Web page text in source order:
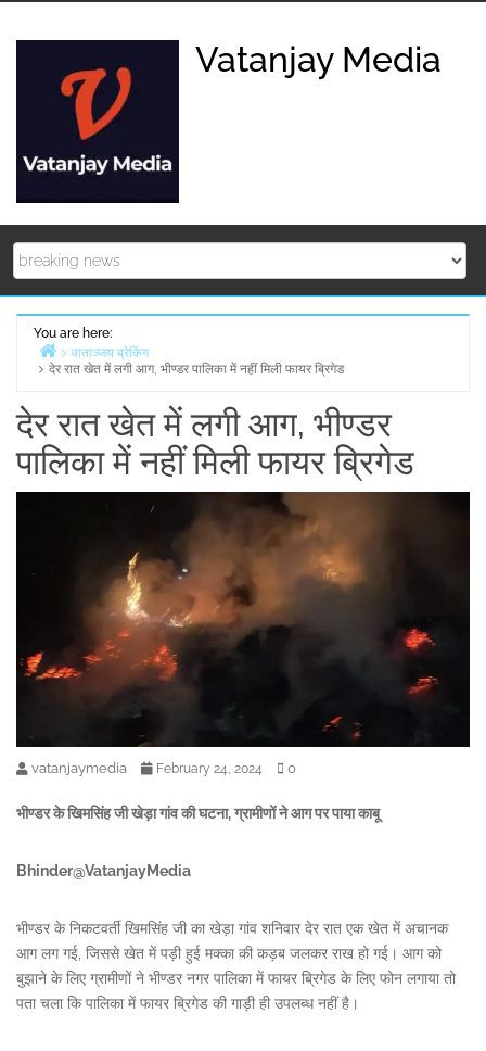
Vatanjay Media
You are here:
Home
वाताञ्जय ब्रेकिंग
देर रात खेत में लगी आग, भीण्डर पालिका में नहीं मिली फायर ब्रिगेड
देर रात खेत में लगी आग, भीण्डर
पालिका में नहीं मिली फायर ब्रिगेड
vatanjaymedia February 24, 2024 0
भीण्डर के खिमसिंह जी खेड़ा गांव की घटना, ग्रामीणों ने आग पर पाया काबू
Bhinder@VatanjayMedia
भीण्डर के निकटवर्ती खिमसिंह जी का खेड़ा गांव शनिवार देर रात एक खेत में अचानक
आग लग गई, जिससे खेत में पड़ी हुई मक्का की कड़ब जलकर राख हो गई। आग को
बुझाने के लिए ग्रामीणों ने भीण्डर नगर पालिका में फायर ब्रिगेड के लिए फोन लगाया तो
पता चला कि पालिका में फायर ब्रिगेड की गाड़ी ही उपलब्ध नहीं है।